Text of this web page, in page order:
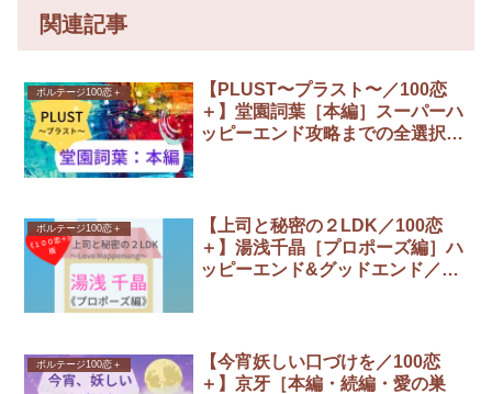
関連記事
ボルテージ100恋＋
【PLUST〜プラスト〜／100恋
＋】堂園詞葉［本編］スーパーハ
ッピーエンド攻略までの全選択肢
ボルテージ100恋＋
【上司と秘密の２LDK／100恋
＋】湯浅千晶［プロポーズ編］ハ
ッピーエンド&グッドエンド／攻
ボルテージ100恋＋
【今宵妖しい口づけを／100恋
＋】京牙［本編・続編・愛の巣